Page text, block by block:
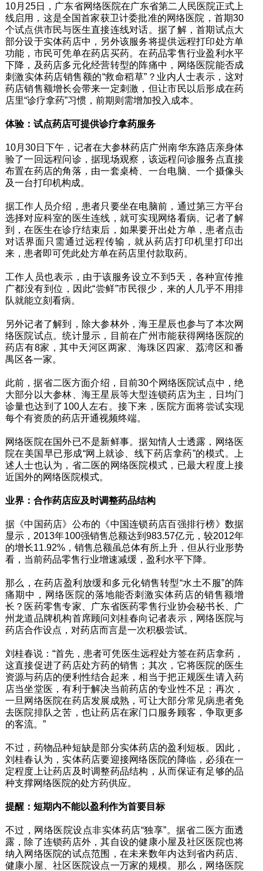
10月25日，广东省网络医院在广东省第二人民医院正式上
线启用，这是全国首家获卫计委批准的网络医院，首期30
个试点供市民与医生直接连线对话。据了解，首期试点大
部分设于实体药店中，另外该服务将提供远程打印处方单
功能，市民可凭单在药店买药。在药品零售行业盈利水平
下降，及药店多元化经营转型的阵痛中，网络医院能否成
刺激实体药店销售额的“救命稻草”？业内人士表示，这对
药店销售额增长会带来一定刺激，但让市民以后形成在药
店里“诊疗拿药”习惯，前期则需增加投入成本。
体验：试点药店可提供诊疗拿药服务
10月30日下午，记者在大参林药店广州南华东路店亲身体
验了一回远程问诊，据现场观察，该远程问诊服务点直接
布置在药店的角落，由一套桌椅、一台电脑、一个摄像头
及一台打印机构成。
据工作人员介绍，患者只要坐在电脑前，通过第三方平台
选择对应科室的医生连线，就可实现网络看病。记者了解
到，在医生在诊疗结束后，如果要开出处方单，患者点击
对话界面只需通过远程传输，就从药店打印机里打印出
来，患者即可凭此处方单在药店里付款取药。
工作人员也表示，由于该服务设立不到5天，各种宣传推
广都没有到位，因此“尝鲜”市民很少，来的人几乎不用排
队就能立刻看病。
另外记者了解到，除大参林外，海王星辰也参与了本次网
络医院试点。统计显示，目前在广州市能获得网络医院的
药店有8家，其中天河区两家、海珠区四家、荔湾区和番
禺区各一家。
此前，据省二医方面介绍，目前30个网络医院试点中，绝
大部分以大参林、海王星辰等大型连锁药店为主，日均门
诊量也达到了100人左右。接下来，医院方面将尝试实现
每个有资质的药店开通视频终端。
网络医院在国外已不是新鲜事。据知情人士透露，网络医
院在美国早已形成“网上就诊、线下药店拿药”的模式。上
述人士也认为，省二医的网络医院模式，已最大程度上接
近国外的网络医院模式。
业界：合作药店应及时调整药品结构
据《中国药店》公布的《中国连锁药店百强排行榜》数据
显示，2013年100强销售总额达到983.57亿元，较2012年
的增长11.92%，销售总额虽总体有所上升，但从行业形势
看，当前药品零售行业增速减缓，盈利水平下降。
那么，在药店盈利放缓和多元化销售转型“水土不服”的阵
痛期中，网络医院的落地能否刺激实体药店的销售额增
长？医药零售专家、广东省医药零售行业协会秘书长、广
州龙道品牌机构首席顾问刘桂春向记者表示，网络医院与
药店合作设点，对药店而言是一次积极尝试。
刘桂春说：“首先，患者可凭医生远程处方签在药店拿药，
这直接促进了药店处方药的销售；其次，它将医院的医生
资源与药店的便利性结合起来，相当于把正规医生请入药
店当坐堂医，有利于解决当前药店的专业性不足；再次，
一旦网络医院在药店发展成熟，可让大部分常见病患者免
去医院排队之苦，也让药店在家门口服务顾客，争取更多
的客流。”
不过，药物品种短缺是部分实体药店的盈利短板。因此，
刘桂春认为，实体药店要迎接网络医院的降临，必须在一
定程度上让药店及时调整药品结构，从而保证有足够的品
种支撑网络医院的处方药供应。
提醒：短期内不能以盈利作为首要目标
不过，网络医院设点非实体药店“独享”。据省二医方面透
露，除了连锁药店外，其自设的健康小屋及社区医院也将
纳入网络医院的试点范围，在未来数年内达到省内药店、
健康小屋、社区医院设点一万家的规模。那么，网络医院